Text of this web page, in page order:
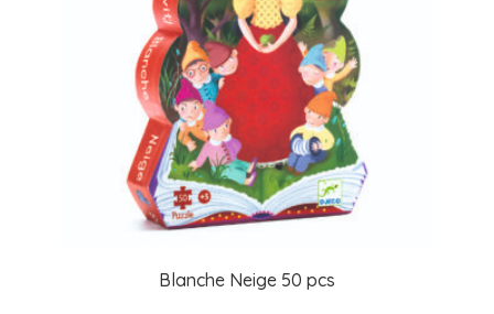
Blanche Neige 50 pcs